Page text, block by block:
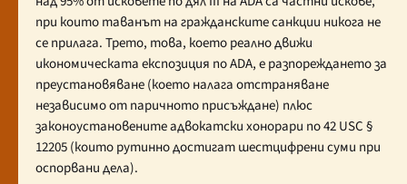
при които таванът на гражданските санкции никога не
се прилага. Трето, това, което реално движи
икономическата експозиция по ADA, е разпореждането за
преустановяване (което налага отстраняване
независимо от паричното присъждане) плюс
законоустановените адвокатски хонорари по 42 USC §
12205 (които рутинно достигат шестцифрени суми при
оспорвани дела).